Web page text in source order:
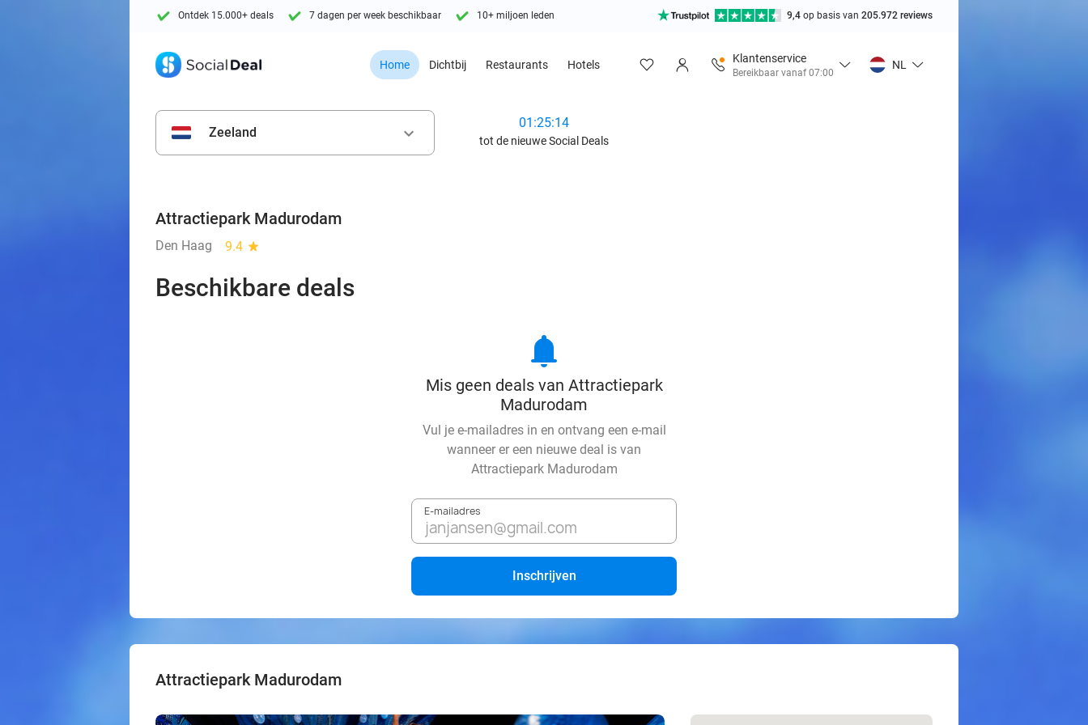
Ontdek 15.000+ deals 7 dagen per week beschikbaar 10+ miljoen leden 9,4 op basis van 205.972 reviews
Home Dichtbij Restaurants Hotels
Klantenservice
Bereikbaar vanaf 07:00
NL
Zeeland keyboard_arrow_down
01:25:13
tot de nieuwe Social Deals
Attractiepark Madurodam
Den Haag 9.4 star
Beschikbare deals
notifications
Mis geen deals van Attractiepark
Madurodam
Vul je e-mailadres in en ontvang een e-mail
wanneer er een nieuwe deal is van
Attractiepark Madurodam
E-mailadres
Inschrijven
Attractiepark Madurodam